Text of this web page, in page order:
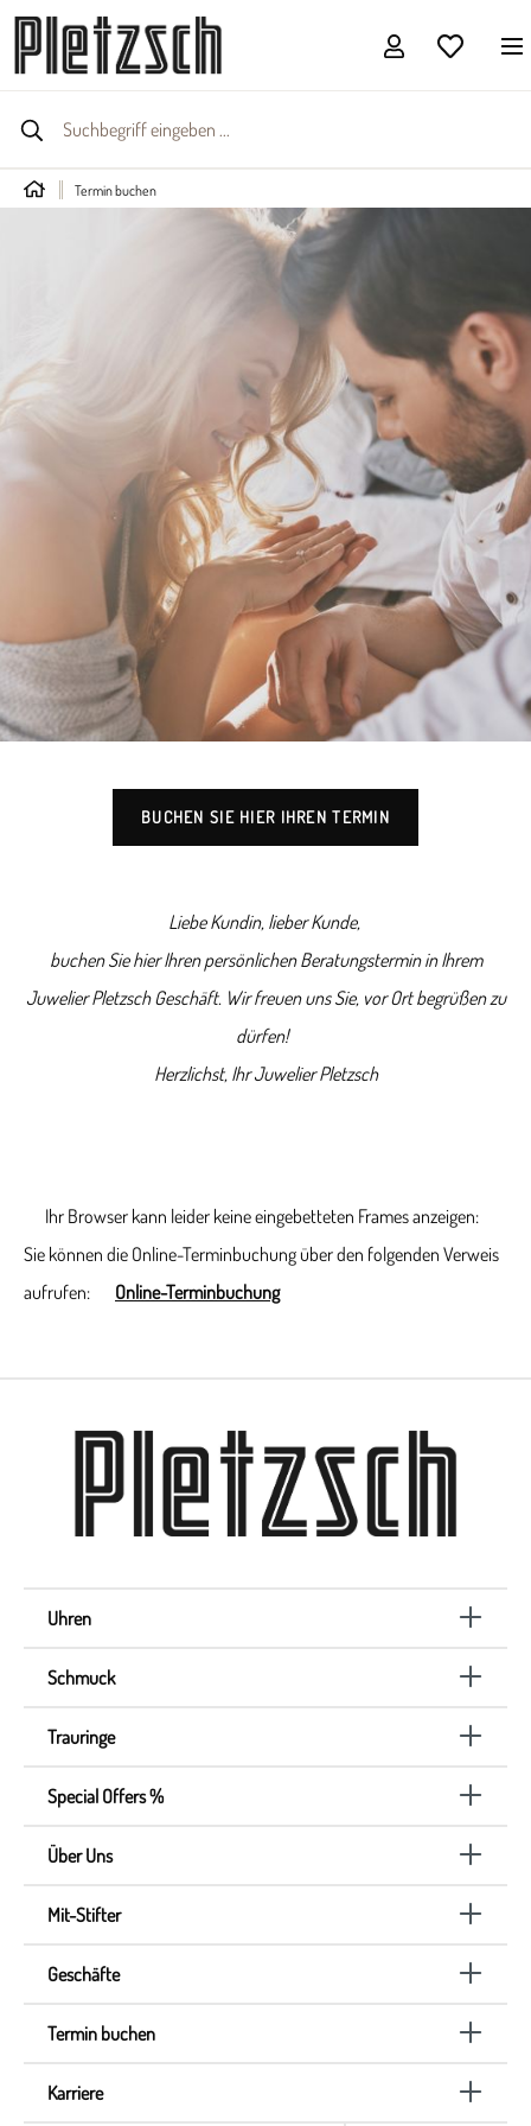
Termin buchen
BUCHEN SIE HIER IHREN TERMIN
Liebe Kundin, lieber Kunde,
buchen Sie hier Ihren persönlichen Beratungstermin in Ihrem
Juwelier Pletzsch Geschäft. Wir freuen uns Sie, vor Ort begrüßen zu
dürfen!
Herzlichst, Ihr Juwelier Pletzsch
Ihr Browser kann leider keine eingebetteten Frames anzeigen:
Sie können die Online-Terminbuchung über den folgenden Verweis
aufrufen: Online-Terminbuchung
Uhren
Schmuck
Trauringe
Special Offers %
Über Uns
Mit-Stifter
Geschäfte
Termin buchen
Karriere